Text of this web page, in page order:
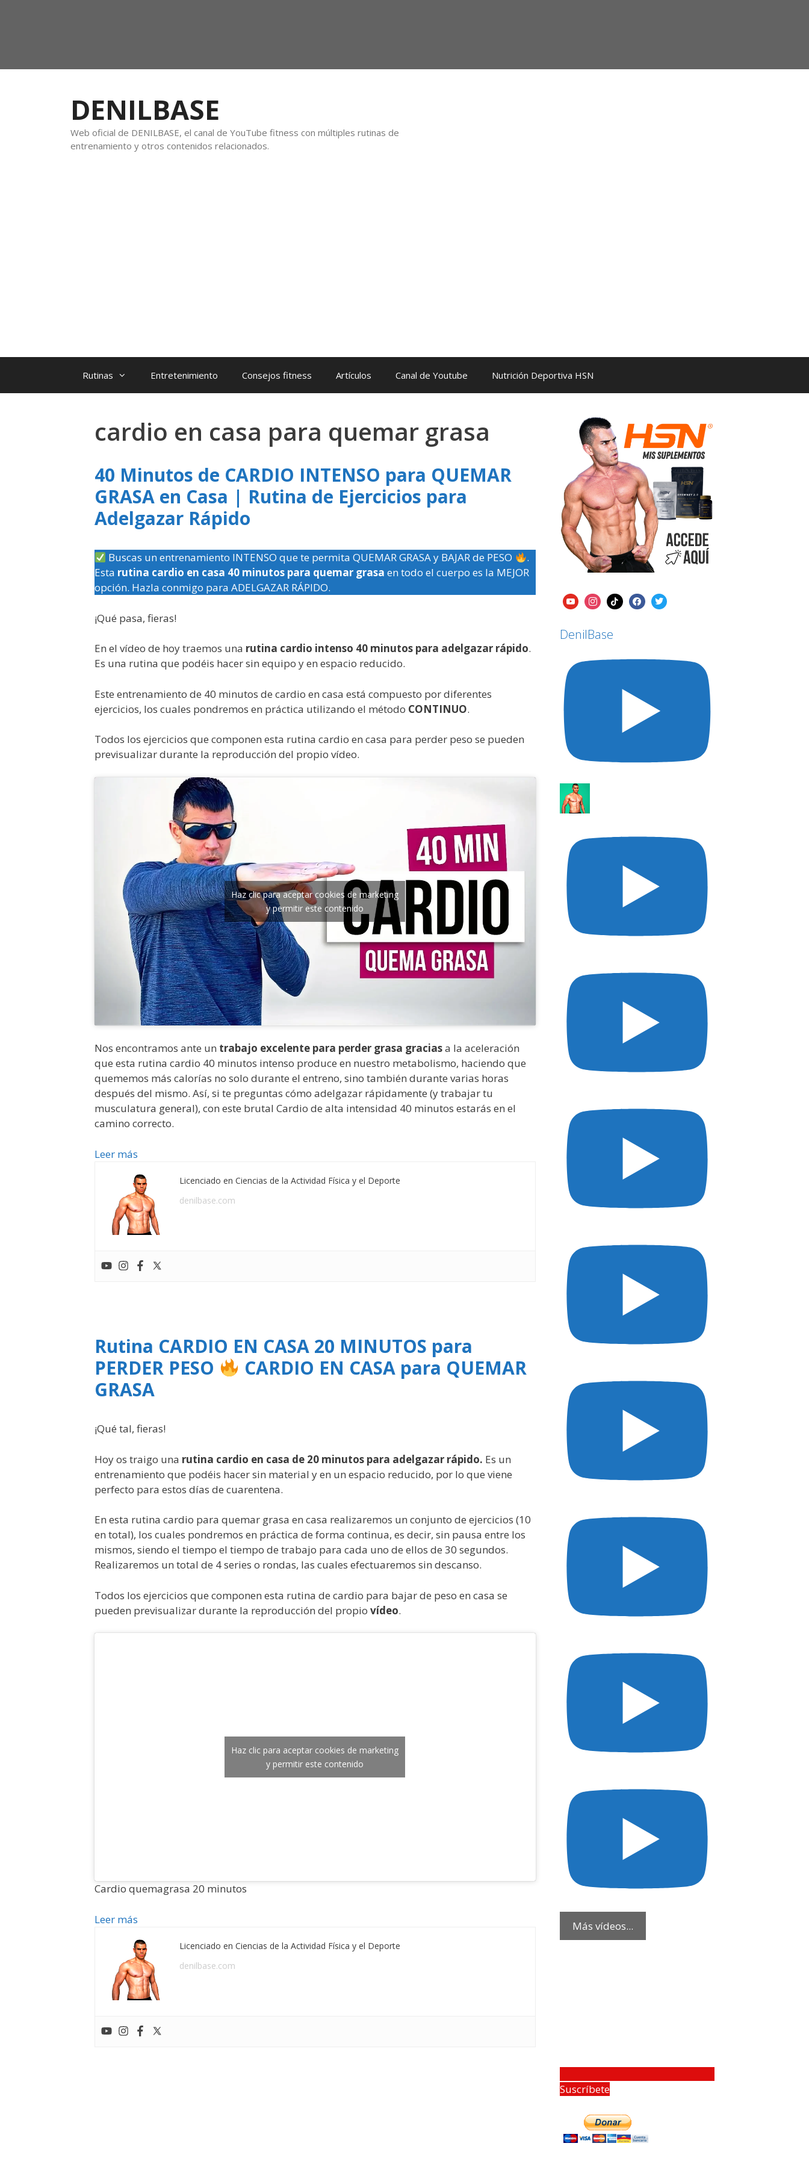
DENILBASE
Web oficial de DENILBASE, el canal de YouTube fitness con múltiples rutinas de
entrenamiento y otros contenidos relacionados.
Rutinas Entretenimiento Consejos fitness Artículos Canal de Youtube Nutrición Deportiva HSN
cardio en casa para quemar grasa
40 Minutos de CARDIO INTENSO para QUEMAR
GRASA en Casa | Rutina de Ejercicios para
Adelgazar Rápido
Buscas un entrenamiento INTENSO que te permita QUEMAR GRASA y BAJAR de PESO
.
Esta rutina cardio en casa 40 minutos para quemar grasa en todo el cuerpo es la MEJOR
opción. Hazla conmigo para ADELGAZAR RÁPIDO.
¡Qué pasa, fieras!
En el vídeo de hoy traemos una rutina cardio intenso 40 minutos para adelgazar rápido.
Es una rutina que podéis hacer sin equipo y en espacio reducido.
Este entrenamiento de 40 minutos de cardio en casa está compuesto por diferentes
ejercicios, los cuales pondremos en práctica utilizando el método CONTINUO.
Todos los ejercicios que componen esta rutina cardio en casa para perder peso se pueden
previsualizar durante la reproducción del propio vídeo.
Haz clic para aceptar cookies de marketing
y permitir este contenido
Nos encontramos ante un trabajo excelente para perder grasa graciasa la aceleración
que esta rutina cardio 40 minutos intenso produce en nuestro metabolismo, haciendo que
quememos más calorías no solo durante el entreno, sino también durante varias horas
después del mismo. Así, si te preguntas cómo adelgazar rápidamente (y trabajar tu
musculatura general), con este brutal Cardio de alta intensidad 40 minutos estarás en el
camino correcto.
Leer más
Licenciado en Ciencias de la Actividad Física y el Deporte
denilbase.com
Rutina CARDIO EN CASA 20 MINUTOS para
PERDER PESO
CARDIO EN CASA para QUEMAR
GRASA
¡Qué tal, fieras!
Hoy os traigo una rutina cardio en casa de 20 minutos para adelgazar rápido. Es un
entrenamiento que podéis hacer sin material y en un espacio reducido, por lo que viene
perfecto para estos días de cuarentena.
En esta rutina cardio para quemar grasa en casa realizaremos un conjunto de ejercicios (10
en total), los cuales pondremos en práctica de forma continua, es decir, sin pausa entre los
mismos, siendo el tiempo el tiempo de trabajo para cada uno de ellos de 30 segundos.
Realizaremos un total de 4 series o rondas, las cuales efectuaremos sin descanso.
Todos los ejercicios que componen esta rutina de cardio para bajar de peso en casa se
pueden previsualizar durante la reproducción del propio vídeo.
Haz clic para aceptar cookies de marketing
y permitir este contenido
Cardio quemagrasa 20 minutos
Leer más
Licenciado en Ciencias de la Actividad Física y el Deporte
denilbase.com
DenilBase
Más vídeos...
Suscríbete